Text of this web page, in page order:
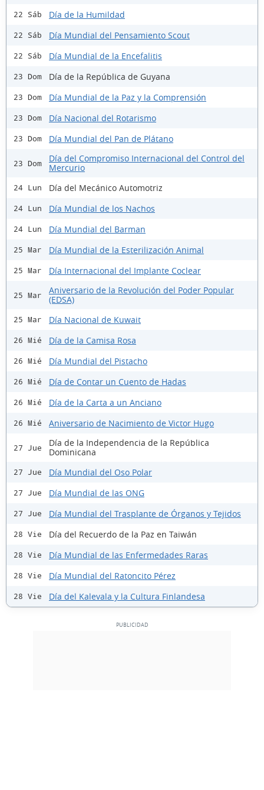
22 Sáb Día de la Humildad
22 Sáb Día Mundial del Pensamiento Scout
22 Sáb Día Mundial de la Encefalitis
23 Dom Día de la República de Guyana
23 Dom Día Mundial de la Paz y la Comprensión
23 Dom Día Nacional del Rotarismo
23 Dom Día Mundial del Pan de Plátano
23 Dom
Día del Compromiso Internacional del Control del
Mercurio
24 Lun Día del Mecánico Automotriz
24 Lun Día Mundial de los Nachos
24 Lun Día Mundial del Barman
25 Mar Día Mundial de la Esterilización Animal
25 Mar Día Internacional del Implante Coclear
25 Mar
Aniversario de la Revolución del Poder Popular
(EDSA)
25 Mar Día Nacional de Kuwait
26 Mié Día de la Camisa Rosa
26 Mié Día Mundial del Pistacho
26 Mié Día de Contar un Cuento de Hadas
26 Mié Día de la Carta a un Anciano
26 Mié Aniversario de Nacimiento de Victor Hugo
27 Jue
Día de la Independencia de la República
Dominicana
27 Jue Día Mundial del Oso Polar
27 Jue Día Mundial de las ONG
27 Jue Día Mundial del Trasplante de Órganos y Tejidos
28 Vie Día del Recuerdo de la Paz en Taiwán
28 Vie Día Mundial de las Enfermedades Raras
28 Vie Día Mundial del Ratoncito Pérez
28 Vie Día del Kalevala y la Cultura Finlandesa